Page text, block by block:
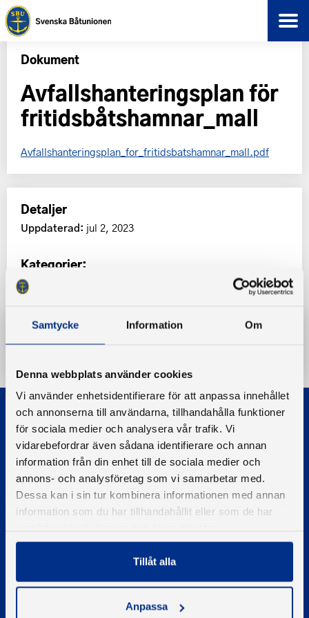
Samtycke Information Om
Denna webbplats använder cookies
Vi använder enhetsidentifierare för att anpassa innehållet
och annonserna till användarna, tillhandahålla funktioner
för sociala medier och analysera vår trafik. Vi
vidarebefordrar även sådana identifierare och annan
information från din enhet till de sociala medier och
annons- och analysföretag som vi samarbetar med.
Dessa kan i sin tur kombinera informationen med annan
information som du har tillhandahållit eller som de har
Tillåt alla
Anpassa
Dokument
Avfallshanteringsplan för
fritidsbåtshamnar_mall
Avfallshanteringsplan_for_fritidsbatshamnar_mall.pdf
Detaljer
Uppdaterad: jul 2, 2023
Kategorier:
© 2026 - Svenska Båtunionen
Information om cookies
Telefon